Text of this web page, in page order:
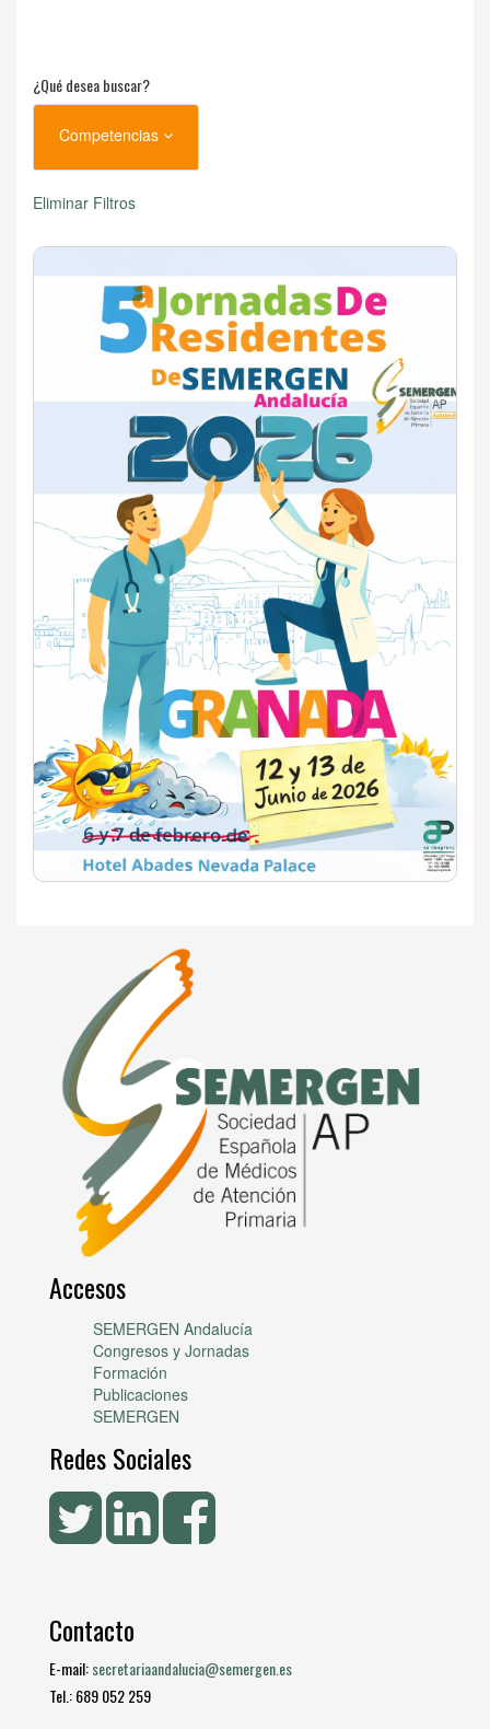
¿Qué desea buscar?
Competencias
Eliminar Filtros
Accesos
SEMERGEN Andalucía
Congresos y Jornadas
Formación
Publicaciones
SEMERGEN
Redes Sociales
Contacto
E-mail:secretariaandalucia@semergen.es
Tel.: 689 052 259